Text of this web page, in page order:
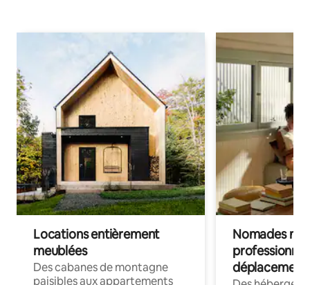
Locations entièrement
meublées
Des cabanes de montagne
paisibles aux appartements
Nomades
déplacement